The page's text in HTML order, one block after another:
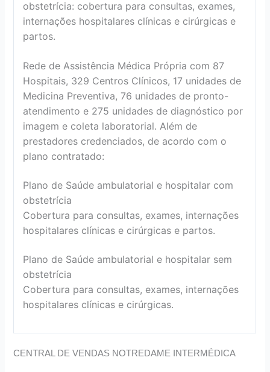
obstetrícia: cobertura para consultas, exames,
internações hospitalares clínicas e cirúrgicas e
partos.
Rede de Assistência Médica Própria com 87
Hospitais, 329 Centros Clínicos, 17 unidades de
Medicina Preventiva, 76 unidades de pronto-
atendimento e 275 unidades de diagnóstico por
imagem e coleta laboratorial. Além de
prestadores credenciados, de acordo com o
plano contratado:
Plano de Saúde ambulatorial e hospitalar com
obstetrícia
Cobertura para consultas, exames, internações
hospitalares clínicas e cirúrgicas e partos.
Plano de Saúde ambulatorial e hospitalar sem
obstetrícia
Cobertura para consultas, exames, internações
hospitalares clínicas e cirúrgicas.
CENTRAL DE VENDAS NOTREDAME INTERMÉDICA